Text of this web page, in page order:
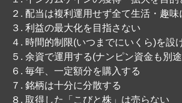
２. 配当は複利運用せず全て生活・趣味
３. 利益の最大化を目指さない
４. 時間的制限(いつまでにいくら)を設
５. 余資で運用する(ナンピン資金も別
６. 毎年、一定額分を購入する
７. 銘柄は十分に分散する
８. 取得した「こびと株」は売らない